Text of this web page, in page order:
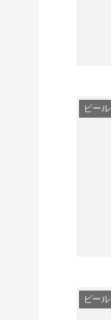
ビール
ビール